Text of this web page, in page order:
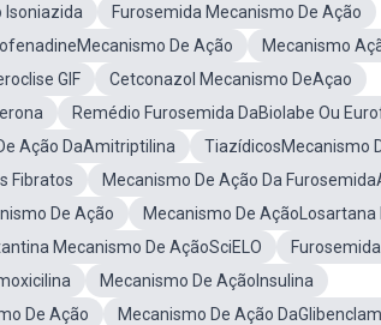
Isoniazida
Furosemida Mecanismo De Ação
De Ação
Mecanismo
GIF
Cetconazol Mecanismo DeAçao
Remédio Furosemida DaBiolabe Ou
Ação DaAmitriptilina
TiazídicosMecanismo
Fibratos
Mecanismo De Ação Da
De Ação
Mecanismo De AçãoLosartana
Mecanismo De AçãoSciELO
Mecanismo De AçãoInsulina
De Ação
Mecanismo De Ação